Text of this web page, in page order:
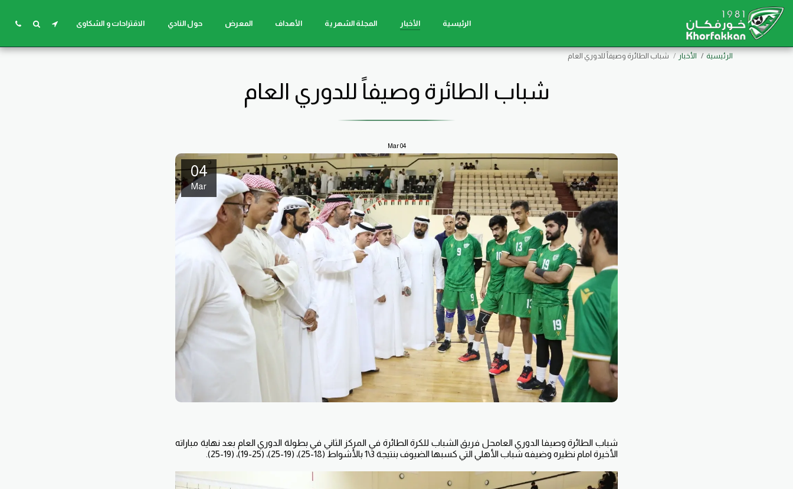
الرئيسية الأخبار المجلة الشهرية الأهداف المعرض حول النادي الاقتراحات و الشكاوى
الرئيسية الأخبار شباب الطائرة وصيفاً للدوري العام
شباب الطائرة وصيفاً للدوري العام
04
Mar
04
Mar
شباب الطائرة وصيفا الدوري العامحل فريق الشباب للكرة الطائرة في المركز الثاني في بطولة الدوري العام بعد نهاية مباراته
الأخيرة امام نظيره وضيفه شباب الأهلي التي كسبها الضيوف بنتيجة 3\1 بالأشواط (18-25)، (19-25)، (25-19)، (19-25).